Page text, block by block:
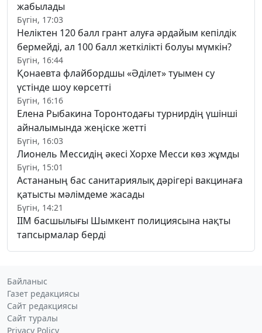
жабылады
Бүгін, 17:03
Неліктен 120 балл грант алуға әрдайым кепілдік
бермейді, ал 100 балл жеткілікті болуы мүмкін?
Бүгін, 16:44
Қонаевта флайбордшы «Әділет» туымен су
үстінде шоу көрсетті
Бүгін, 16:16
Елена Рыбакина Торонтодағы турнирдің үшінші
айналымында жеңіске жетті
Бүгін, 16:03
Лионель Мессидің әкесі Хорхе Месси көз жұмды
Бүгін, 15:01
Астананың бас санитариялық дәрігері вакцинаға
қатысты мәлімдеме жасады
Бүгін, 14:21
ІІМ басшылығы Шымкент полициясына нақты
тапсырмалар берді
Байланыс
Газет редакциясы
Сайт редакциясы
Сайт туралы
Privacy Policy